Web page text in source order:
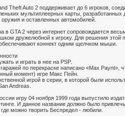
Theft Auto 2 поддерживает до 6 игроков,
мультиплеерных карты,
и оставленных автомобилей.
в GTA 2 через интернет сопровождается
дружелюбной к игроку. Для решения
коннект одним щелчком мыши.
и играть в нее на PSP.
по перекраске написано «Max Paynt»,
момент) игре Макс Пейн.
игрой в серии, в которой были
Andreas.
игру 04 ноября 1999 года выпустило
И данное название должно было
можно творить Беспредел - любили.